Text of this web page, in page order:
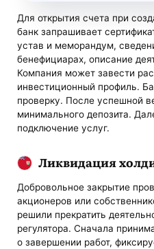
Для открытия счета при
банк запрашивает
устав и меморандум,
бенефициарах, описание
Компания может завести
инвестиционный профиль.
проверку. После успешной
минимального депозита.
подключение услуг.
Ликвидация
Добровольное закрытие
акционеров или
решили прекратить
регулятора. Сначала
о завершении работ,